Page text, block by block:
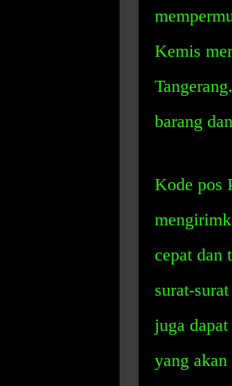
Kemis
barang
Kode pos
cepat dan
surat-
juga
yang